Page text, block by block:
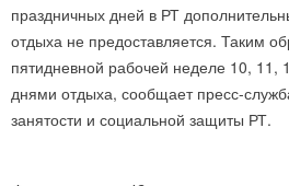
праздничных дней в РТ
отдыха не предоставляется. Таким
пятидневной рабочей неделе 10,
днями отдыха, сообщает пресс-
занятости и социальной защиты РТ.